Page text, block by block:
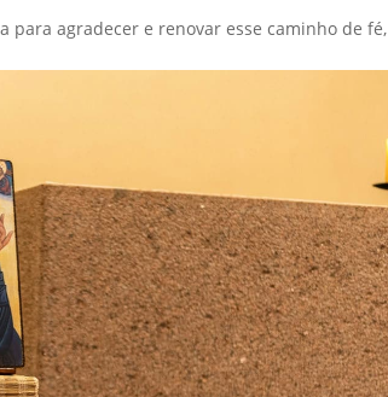
para agradecer e renovar esse caminho de fé,